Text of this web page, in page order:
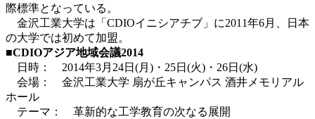
際標準となっている。
金沢工業大学は「CDIOイニシアチブ」に2011年6月、日本
の大学では初めて加盟。
■CDIOアジア地域会議2014
日時： 2014年3月24日(月)・25日(火)・26日(水)
会場： 金沢工業大学 扇が丘キャンパス 酒井メモリアル
ホール
テーマ： 革新的な工学教育の次なる展開